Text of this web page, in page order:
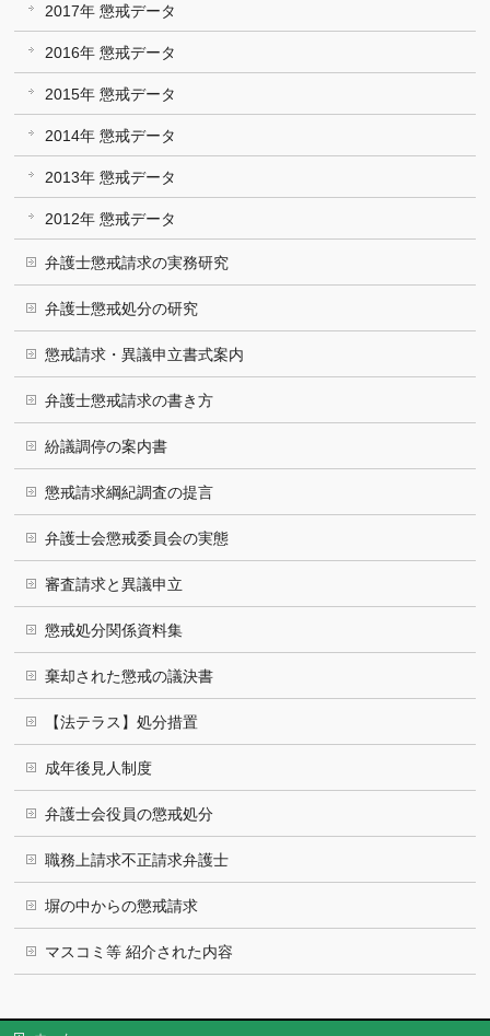
2017年 懲戒データ
2016年 懲戒データ
2015年 懲戒データ
2014年 懲戒データ
2013年 懲戒データ
2012年 懲戒データ
弁護士懲戒請求の実務研究
弁護士懲戒処分の研究
懲戒請求・異議申立書式案内
弁護士懲戒請求の書き方
紛議調停の案内書
懲戒請求綱紀調査の提言
弁護士会懲戒委員会の実態
審査請求と異議申立
懲戒処分関係資料集
棄却された懲戒の議決書
【法テラス】処分措置
成年後見人制度
弁護士会役員の懲戒処分
職務上請求不正請求弁護士
塀の中からの懲戒請求
マスコミ等 紹介された内容